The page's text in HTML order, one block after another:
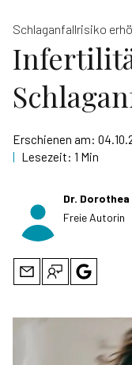
Schlaganfallrisiko
Erschienen am:
| Lesezeit: 1 Min
Dr.
Freie Autorin